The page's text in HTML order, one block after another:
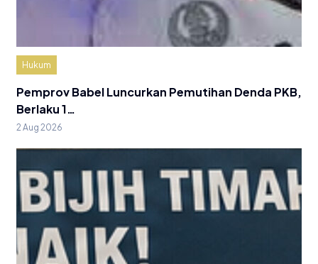
Hukum
Pemprov Babel Luncurkan Pemutihan Denda PKB,
Berlaku 1…
2 Aug 2026